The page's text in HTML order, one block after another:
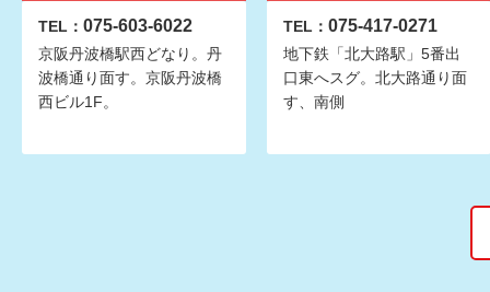
TEL： 075-603-6022
京阪丹波橋駅西どなり。丹
波橋通り面す。京阪丹波橋
西ビル1F。
TEL： 075-417-0271
地下鉄「北大路駅」5番出
口東へスグ。北大路通り面
す、南側